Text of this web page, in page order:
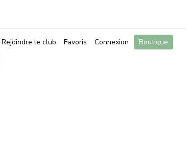
Rejoindre le club Favoris Connexion
Boutique